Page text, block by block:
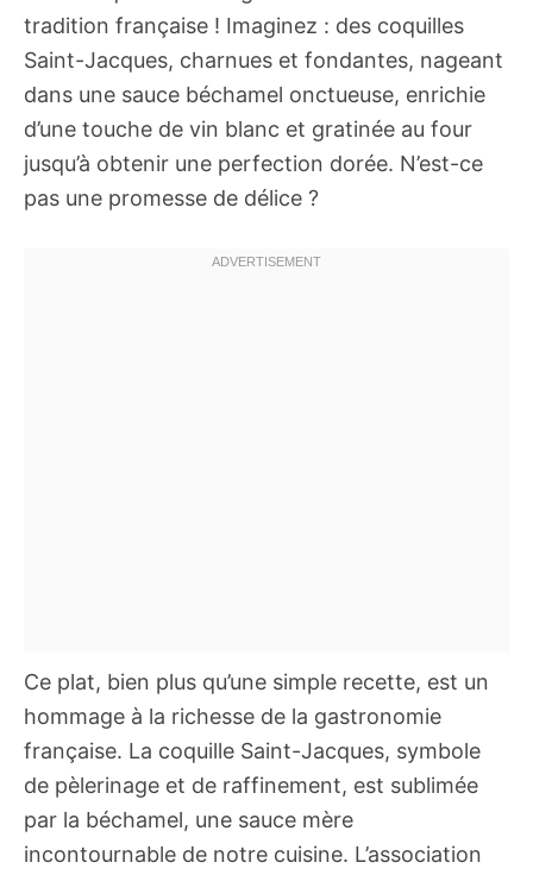
tradition française ! Imaginez : des coquilles
Saint-Jacques, charnues et fondantes, nageant
dans une sauce béchamel onctueuse, enrichie
d’une touche de vin blanc et gratinée au four
jusqu’à obtenir une perfection dorée. N’est-ce
pas une promesse de délice ?
Ce plat, bien plus qu’une simple recette, est un
hommage à la richesse de la gastronomie
française. La coquille Saint-Jacques, symbole
de pèlerinage et de raffinement, est sublimée
par la béchamel, une sauce mère
incontournable de notre cuisine. L’association